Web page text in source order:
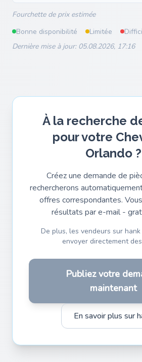
Fourchette de prix estimée
Bonne disponibilité
Limitée
Dernière mise à jour: 05.08.2026, 17:16
À la recherche
pour votre
Orlando ?
Créez une demande de
rechercherons
offres correspondantes.
résultats par e-mail -
De plus, les vendeurs sur
envoyer directement
Publiez votre
maintenant
En savoir plus sur